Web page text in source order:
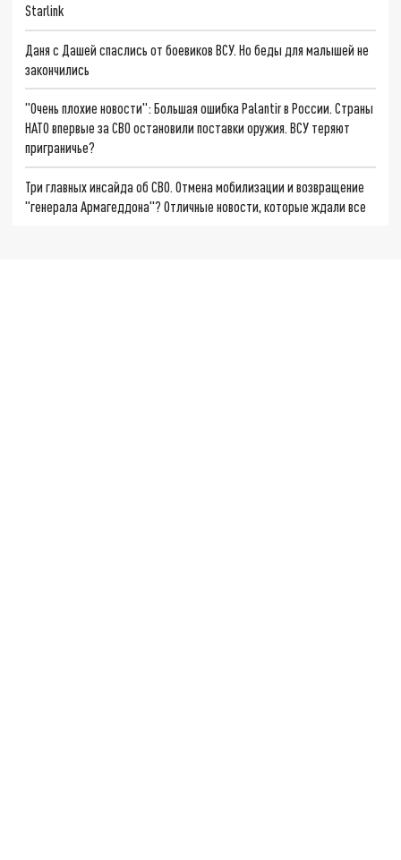
Starlink
Даня с Дашей спаслись от боевиков ВСУ. Но беды для малышей не
закончились
"Очень плохие новости": Большая ошибка Palantir в России. Страны
НАТО впервые за СВО остановили поставки оружия. ВСУ теряют
приграничье?
Три главных инсайда об СВО. Отмена мобилизации и возвращение
"генерала Армагеддона"? Отличные новости, которые ждали все